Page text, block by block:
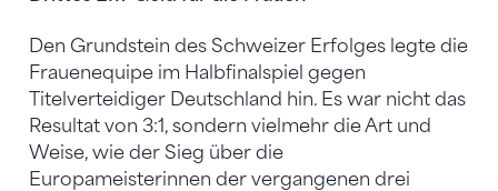
Den Grundstein des Schweizer Erfolges legte die
Frauenequipe im Halbfinalspiel gegen
Titelverteidiger Deutschland hin. Es war nicht das
Resultat von 3:1, sondern vielmehr die Art und
Weise, wie der Sieg über die
Europameisterinnen der vergangenen drei